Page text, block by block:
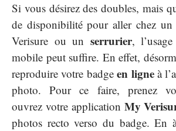
Si vous désirez des doubles, mais
de disponibilité pour aller chez un
Verisure ou un serrurier,
mobile peut suffire. En effet,
reproduire votre badgeen ligneà
photo. Pour ce faire, prenez
ouvrez votre application My
photos recto verso du badge. En